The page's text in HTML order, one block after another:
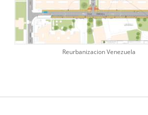
Reurbanizacion Venezuela